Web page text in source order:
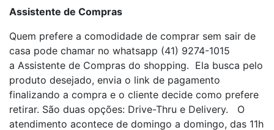
Assistente de Compras
Quem prefere a comodidade de comprar sem sair de
casa pode chamar no whatsapp (41) 9274-1015
a Assistente de Compras do shopping. Ela busca pelo
produto desejado, envia o link de pagamento
finalizando a compra e o cliente decide como prefere
retirar. São duas opções: Drive-Thru e Delivery. O
atendimento acontece de domingo a domingo, das 11h